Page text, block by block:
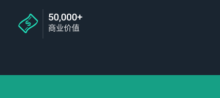
50,000+
商业价值